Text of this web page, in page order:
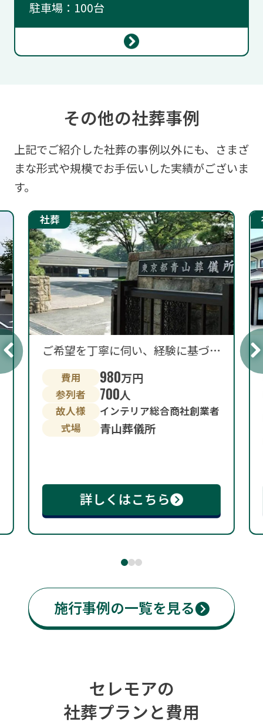
駐車場：100台
その他の社葬事例
上記でご紹介した社葬の事例以外にも、 さまざ
まな形式や規模でお手伝いした実績がございま
す。
ご希望を丁寧に伺い、経験に基づいた細やかなアドバイスを
費用 980万円
参列者 700人
故人様
インテリア総合商社創業者
式場
青山葬儀所
詳しくはこちら
施行事例の一覧を見る
セレモアの
社葬プランと費用